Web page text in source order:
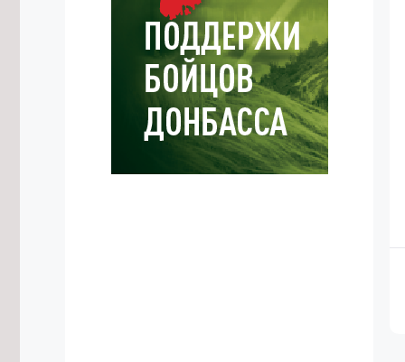
7/08/2026 в 16:54
Высокий уровень заболеваемости
энтеровирусом сохраняется в
Забайкалье
7/08/2026 в 16:29
Прокуратура потребовала
отремонтировать здание Дворца